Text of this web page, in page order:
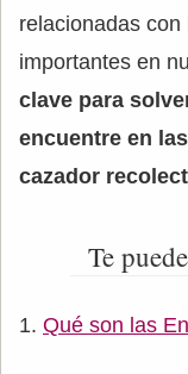
relacionadas
importantes en
clave para
encuentre en
cazador
Te
Qué son las